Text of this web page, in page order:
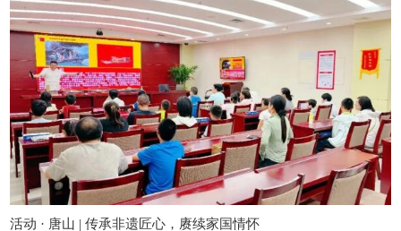
活动 · 唐山 | 传承非遗匠心，赓续家国情怀